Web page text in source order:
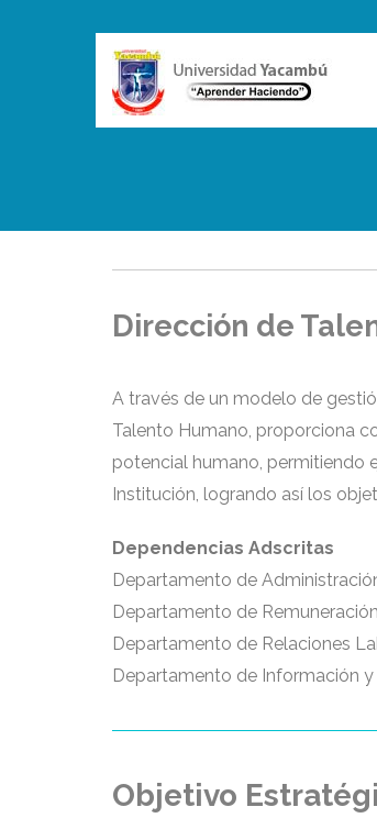
Dirección de
A través de un modelo de
Talento Humano, proporciona
potencial humano, permitiendo
Institución, logrando así los
Dependencias Adscritas
Departamento de
Departamento de Remuneración
Departamento de Relaciones
Departamento de Información
Objetivo